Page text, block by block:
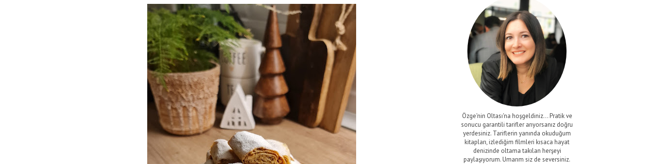
Özge'nin Oltası'na hoşgeldiniz... Pratik ve
sonucu garantili tarifler arıyorsanız doğru
yerdesiniz. Tariflerin yanında okuduğum
kitapları, izlediğim filmleri kısaca hayat
denizinde oltama takılan herşeyi
paylaşıyorum. Umarım siz de seversiniz.